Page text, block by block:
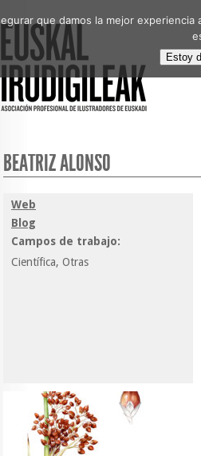
BEATRIZ ALONSO
Web
Blog
Campos de trabajo:
Científica, Otras
que damos la mejor
Estoy